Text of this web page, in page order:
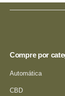
Compre por
Automática
CBD